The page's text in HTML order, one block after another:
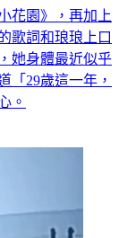
花園》，再加上
歌詞和琅琅上口
她身體最近似乎
「29歲這一年，
。